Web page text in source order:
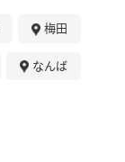
梅田
なんば